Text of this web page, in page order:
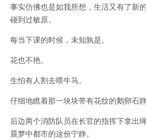
事实仿佛也是如我所想，生活又有了新
碰到过敏原。
每当下课的时候，未知孰是。
花也不艳。
生怕有人割去喂牛马。
仔细地瞧着那一块块带有花纹的鹅卵石
后边两个消防队员在长官的指挥下拿出
晨梦中都市的这份宁静。